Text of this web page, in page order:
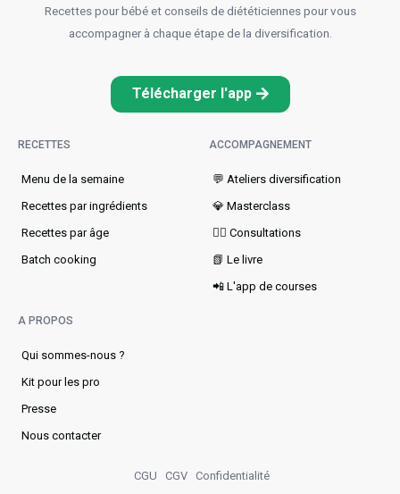
Recettes pour bébé et conseils de diététiciennes pour vous
accompagner à chaque étape de la diversification.
Télécharger l'app
RECETTES
Menu de la semaine​
Recettes par ingrédients
Recettes par âge
Batch cooking
ACCOMPAGNEMENT
💬 Ateliers diversification
💎 Masterclass
👩‍⚕️ Consultations
📗 Le livre
📲 L'app de courses
A PROPOS
Qui sommes-nous ?
Kit pour les pro
Presse
Nous contacter
CGU CGV Confidentialité